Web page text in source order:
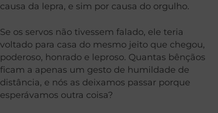
causa da lepra, e sim por causa do orgulho.
Se os servos não tivessem falado, ele teria
voltado para casa do mesmo jeito que chegou,
poderoso, honrado e leproso. Quantas bênçãos
ficam a apenas um gesto de humildade de
distância, e nós as deixamos passar porque
esperávamos outra coisa?